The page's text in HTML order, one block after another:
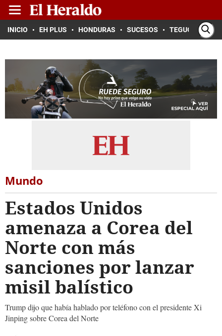
INICIO EH PLUS HONDURAS SUCESOS TEGUCIGALPA
Mundo
Estados Unidos
amenaza a Corea del
Norte con más
sanciones por lanzar
misil balístico
Trump dijo que había hablado por teléfono con el presidente Xi
Jinping sobre Corea del Norte